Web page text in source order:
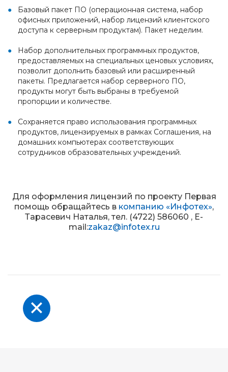
Базовый пакет ПО (операционная система, набор
офисных приложений, набор лицензий клиентского
доступа к серверным продуктам). Пакет неделим.
Набор дополнительных программных продуктов,
предоставляемых на специальных ценовых условиях,
позволит дополнить базовый или расширенный
пакеты. Предлагается набор серверного ПО,
продукты могут быть выбраны в требуемой
пропорции и количестве.
Сохраняется право использования программных
продуктов, лицензируемых в рамках Соглашения, на
домашних компьютерах соответствующих
сотрудников образовательных учреждений.
Для оформления лицензий по проекту Первая
помощь обращайтесь в компанию «Инфотех»,
Тарасевич Наталья, тел. (4722) 586060 , E-
mail:zakaz@infotex.ru